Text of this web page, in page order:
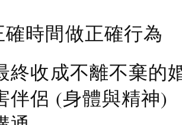
確時間做正確行為
終收成不離不棄的
伴侶 (身體與精神)